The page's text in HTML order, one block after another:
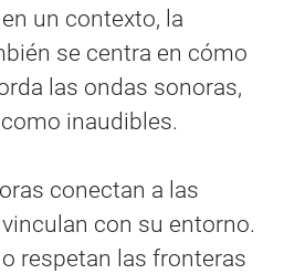
un contexto, la
se centra en cómo
las ondas sonoras,
inaudibles.
conectan a las
con su entorno.
respetan las fronteras